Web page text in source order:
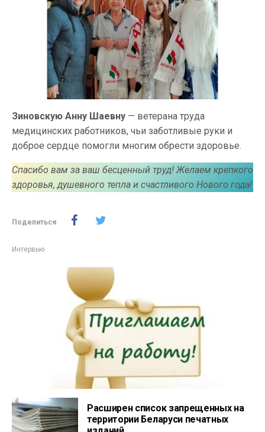
Зиновскую Анну Шаевну — ветерана труда
медицинских работников, чьи заботливые руки и
доброе сердце помогли многим обрести здоровье.
Спасибо вам за ваш бесценный труд! Желаем крепкого
здоровья, душевного тепла и счастливого Нового года!
Поделиться
Интервью
Расширен список запрещенных на
территории Беларуси печатных